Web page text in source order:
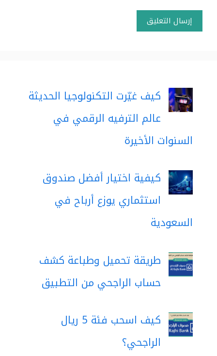
كيف غيّرت التكنولوجيا الحديثة
عالم الترفيه الرقمي في
السنوات الأخيرة
كيفية اختيار أفضل صندوق
استثماري يوزع أرباح في
السعودية
طريقة تحميل وطباعة كشف
حساب الراجحي من التطبيق
كيف اسحب فئة 5 ريال
الراجحي؟